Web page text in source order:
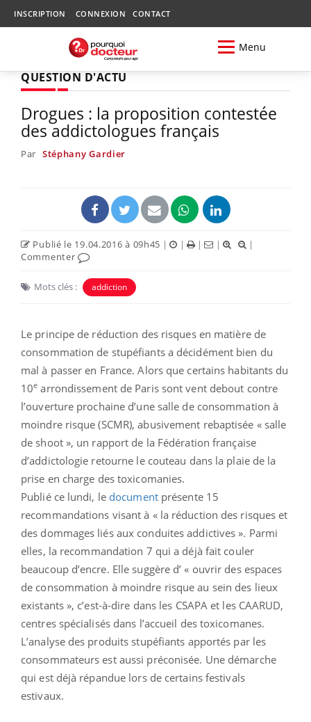
INSCRIPTION CONNEXION CONTACT
Menu
QUESTION D'ACTU
Drogues : la proposition contestée
des addictologues français
Par Stéphany Gardier
Publié le 19.04.2016 à 09h45 | | | |
|
Commenter
Mots clés : addiction
Le principe de réduction des risques en matière de
consommation de stupéfiants a décidément bien du
mal à passer en France. Alors que certains habitants du
10e arrondissement de Paris sont vent debout contre
l’ouverture prochaine d’une salle de consommation à
moindre risque (SCMR), abusivement rebaptisée « salle
de shoot », un rapport de la Fédération française
d’addictologie retourne le couteau dans la plaie de la
prise en charge des toxicomanies.
Publié ce lundi, le documentprésente 15
recommandations visant à « la réduction des risques et
des dommages liés aux conduites addictives ». Parmi
elles, la recommandation 7 qui a déjà fait couler
beaucoup d’encre. Elle suggère d’ « ouvrir des espaces
de consommation à moindre risque au sein des lieux
existants », c’est-à-dire dans les CSAPA et les CAARUD,
centres spécialisés dans l’accueil des toxicomanes.
L’analyse des produits stupéfiants apportés par les
consommateurs est aussi préconisée. Une démarche
qui est déjà répandue lors de certains festivals
estivaux.